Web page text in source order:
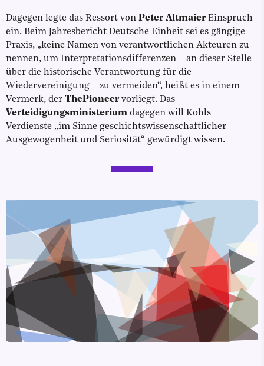
Dagegen legte das Ressort von Peter AltmaierEinspruch
ein. Beim Jahresbericht Deutsche Einheit sei es gängige
Praxis, „keine Namen von verantwortlichen Akteuren zu
nennen, um Interpretationsdifferenzen – an dieser Stelle
über die historische Verantwortung für die
Wiedervereinigung – zu vermeiden“, heißt es in einem
Vermerk, der ThePioneervorliegt. Das
Verteidigungsministerium dagegen will Kohls
Verdienste „im Sinne geschichtswissenschaftlicher
Ausgewogenheit und Seriosität“ gewürdigt wissen.